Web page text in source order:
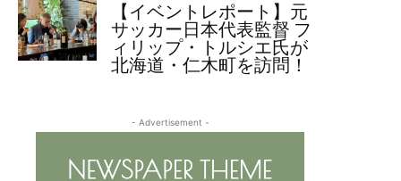
【イベントレポート】元
サッカー日本代表監督 フ
ィリップ・トルシエ氏が
北海道・仁木町を訪問！
- Advertisement -